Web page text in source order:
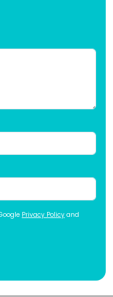
Privacy Policy and